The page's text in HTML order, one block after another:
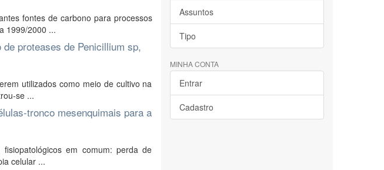
fontes de carbono para processos
1999/2000 ...
proteases de Penicillium sp,
utilizados como meio de cultivo na
se ...
tronco mesenquimais para a
em comum: perda de
celular ...
Assuntos
Tipo
MINHA CONTA
Entrar
Cadastro